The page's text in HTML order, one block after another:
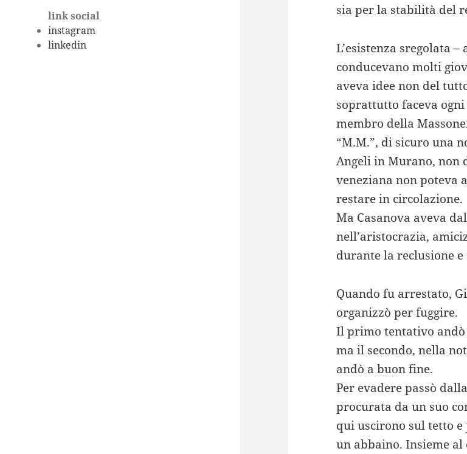
link social
instagram
linkedin
sia per la stabilità del
L’esistenza sregolata
conducevano molti
aveva idee non del
soprattutto faceva
membro della
“M.M.”, di sicuro una
Angeli in Murano, non
veneziana non poteva
restare in circolazione.
Ma Casanova aveva
nell’aristocrazia,
durante la reclusione
Quando fu arrestato,
organizzò per fuggire.
Il primo tentativo andò
ma il secondo, nella
andò a buon fine.
Per evadere passò
procurata da un suo
qui uscirono sul tetto
un abbaino. Insieme